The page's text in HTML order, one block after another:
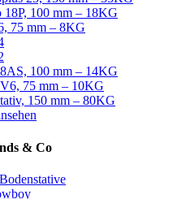
18P, 100 mm – 18KG
75 mm – 8KG
100 mm – 14KG
75 mm – 10KG
150 mm – 80KG
& Co